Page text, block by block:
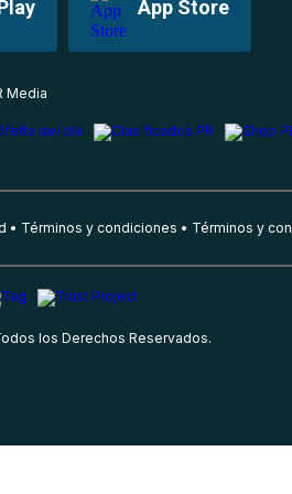
App Store
Media
Términos y condiciones Términos y
los Derechos Reservados.